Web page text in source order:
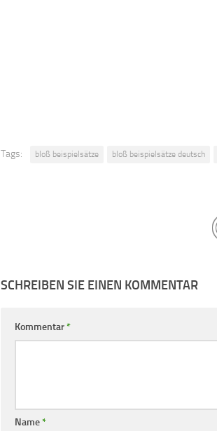
Tags: bloß beispielsätze bloß beispielsätze deutsch
SCHREIBEN SIE EINEN KOMMENTAR
Kommentar*
Name*